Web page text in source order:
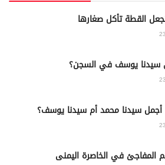
يوسف في السجن؟
أجمل سيدنا محمد أم سيدنا يوسف؟
المفاجئ في الخاصرة اليمنى